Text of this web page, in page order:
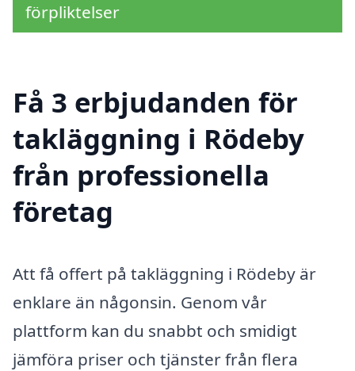
förpliktelser
Få 3 erbjudanden för
takläggning i Rödeby
från professionella
företag
Att få offert på takläggning i Rödeby är
enklare än någonsin. Genom vår
plattform kan du snabbt och smidigt
jämföra priser och tjänster från flera